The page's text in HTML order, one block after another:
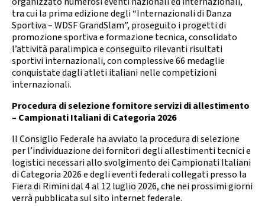
tra cui la prima edizione degli “Internazionali di Danza
Sportiva – WDSF GrandSlam”, proseguito i progetti di
promozione sportiva e formazione tecnica, consolidato
l’attività paralimpica e conseguito rilevanti risultati
sportivi internazionali, con complessive 66 medaglie
conquistate dagli atleti italiani nelle competizioni
internazionali.
Procedura di selezione fornitore servizi di allestimento
– Campionati Italiani di Categoria 2026
Il Consiglio Federale ha avviato la procedura di selezione
per l’individuazione dei fornitori degli allestimenti tecnici e
logistici necessari allo svolgimento dei Campionati Italiani
di Categoria 2026 e degli eventi federali collegati presso la
Fiera di Rimini dal 4 al 12 luglio 2026, che nei prossimi giorni
verrà pubblicata sul sito internet federale.